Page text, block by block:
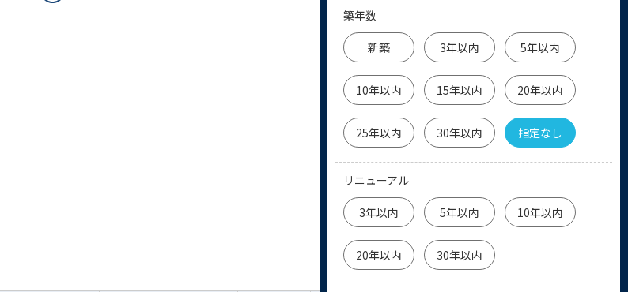
築年数
新築 3年以内 5年以内
10年以内 15年以内 20年以内
25年以内 30年以内 指定なし
リニューアル
3年以内 5年以内 10年以内
20年以内 30年以内